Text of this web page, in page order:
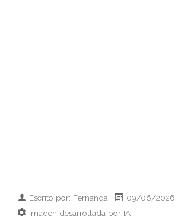
Escrito por: Fernanda 09/06/2026
Imagen desarrollada por IA